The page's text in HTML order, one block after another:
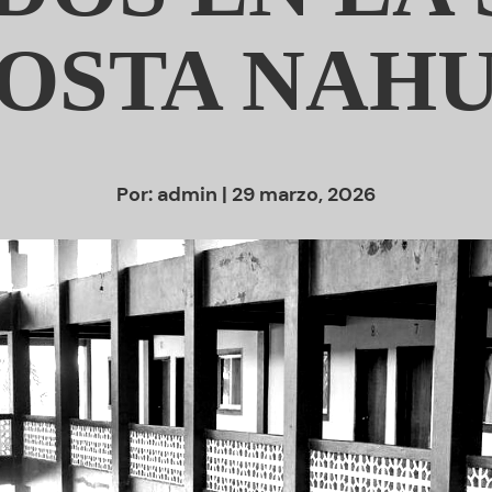
Por: admin | 29 marzo, 2026